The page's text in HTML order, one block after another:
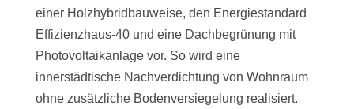
einer Holzhybridbauweise, den Energiestandard
Effizienzhaus-40 und eine Dachbegrünung mit
Photovoltaikanlage vor. So wird eine
innerstädtische Nachverdichtung von Wohnraum
ohne zusätzliche Bodenversiegelung realisiert.